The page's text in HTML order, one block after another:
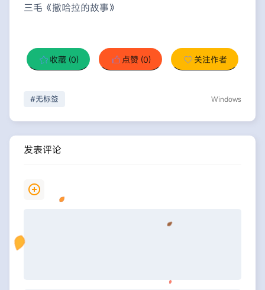
三毛《撒哈拉的故事》
收藏 (0) 点赞 (0) 关注作者
#无标签 Windows
发表评论